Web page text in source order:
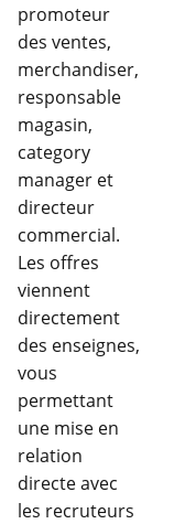
promoteur
des ventes,
merchandiser,
responsable
magasin,
category
manager et
directeur
commercial.
Les offres
viennent
directement
des enseignes,
vous
permettant
une mise en
relation
directe avec
les recruteurs